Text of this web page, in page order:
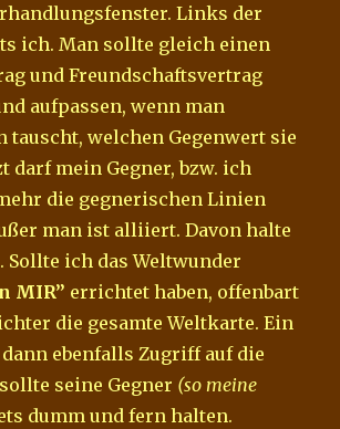
Links der
ich. Man sollte gleich einen
und Freundschaftsvertrag
aufpassen, wenn man
tauscht, welchen Gegenwert sie
darf mein Gegner, bzw. ich
die gegnerischen Linien
man ist alliiert. Davon halte
ich das Weltwunder
MIR” errichtet haben, offenbart
die gesamte Weltkarte. Ein
ebenfalls Zugriff auf die
seine Gegner (so meine
dumm und fern halten.